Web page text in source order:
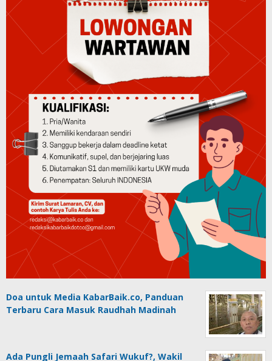
Doa untuk Media KabarBaik.co, Panduan
Terbaru Cara Masuk Raudhah Madinah
Ada Pungli Jemaah Safari Wukuf?, Wakil